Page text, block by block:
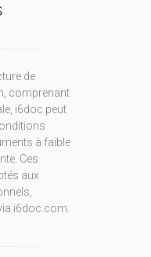
de
comprenant
i6doc peut
à faible
Ces
aux
i6doc.com.